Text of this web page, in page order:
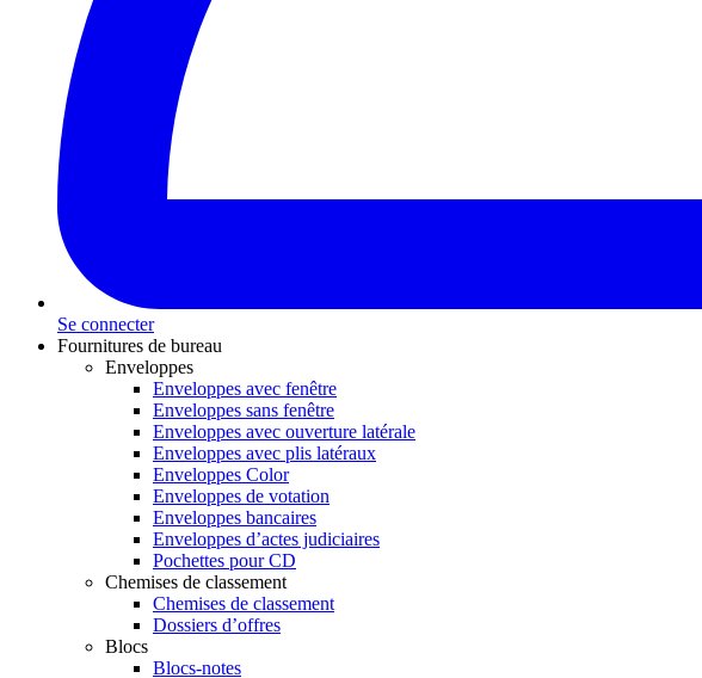
Se connecter
Fournitures de bureau
Enveloppes
Enveloppes avec fenêtre
Enveloppes sans fenêtre
Enveloppes avec ouverture latérale
Enveloppes avec plis latéraux
Enveloppes Color
Enveloppes de votation
Enveloppes bancaires
Enveloppes d’actes judiciaires
Pochettes pour CD
Chemises de classement
Chemises de classement
Dossiers d’offres
Blocs
Blocs-notes